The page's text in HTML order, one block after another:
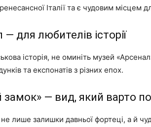
Італії та є чудовим місцем
для любителів історії
історія, не оминіть музей
та експонатів з різних епох.
замок» — вид, який варто
лише залишки давньої фортеці, а й